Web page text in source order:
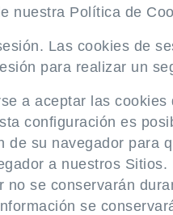
nuestra Política de
Las cookies de
para realizar un
a aceptar las
configuración es
de su navegador para
a nuestros
no se conservarán
se